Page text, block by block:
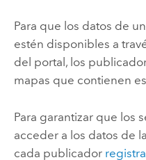
Para que los datos de
estén disponibles a
del portal, los
mapas que contienen
Para garantizar que los
acceder a los datos de
cada publicador